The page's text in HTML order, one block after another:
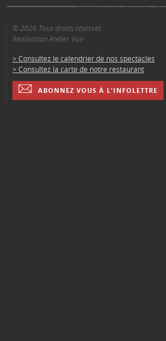
© 2026 Tous droits réservés
Réalisation Atelier Voir
> Consultez le calendrier de nos spectacles
> Consultez la carte de notre restaurant
ABONNEZ VOUS À L'INFOLETTRE